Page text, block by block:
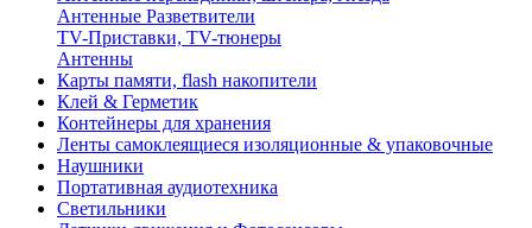
Антенные Разветвители
TV-Приставки, TV-тюнеры
Антенны
Карты памяти, flash накопители
Клей & Герметик
Контейнеры для хранения
Ленты самоклеящиеся изоляционные & упаковочные
Наушники
Портативная аудиотехника
Светильники